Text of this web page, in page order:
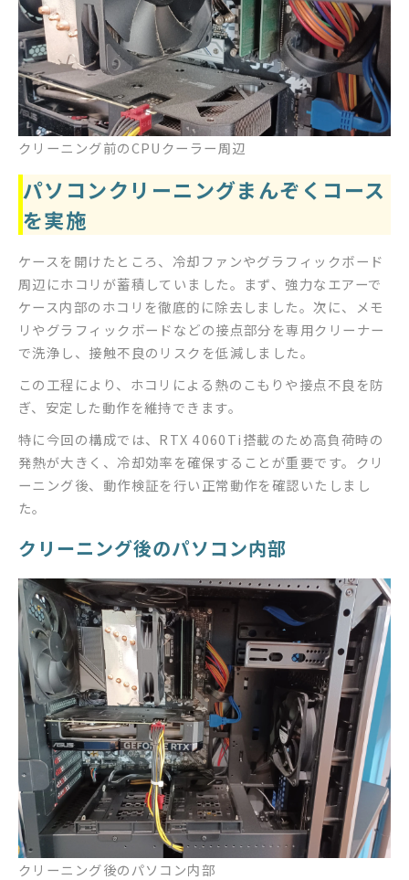
クリーニング前のCPUクーラー周辺
パソコンクリーニングまんぞくコース
を実施
ケースを開けたところ、冷却ファンやグラフィックボード
周辺にホコリが蓄積していました。まず、強力なエアーで
ケース内部のホコリを徹底的に除去しました。次に、メモ
リやグラフィックボードなどの接点部分を専用クリーナー
で洗浄し、接触不良のリスクを低減しました。
この工程により、ホコリによる熱のこもりや接点不良を防
ぎ、安定した動作を維持できます。
特に今回の構成では、RTX 4060Ti搭載のため高負荷時の
発熱が大きく、冷却効率を確保することが重要です。クリ
ーニング後、動作検証を行い正常動作を確認いたしまし
た。
クリーニング後のパソコン内部
クリーニング後のパソコン内部